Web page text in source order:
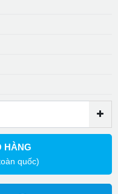
HÀNG
quốc)